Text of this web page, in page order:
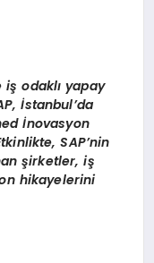
iş odaklı yapay
İstanbul’da
İnovasyon
SAP’nin
şirketler, iş
hikayelerini